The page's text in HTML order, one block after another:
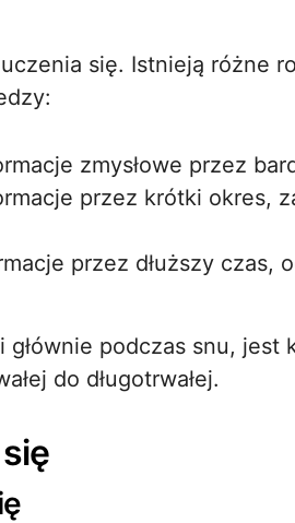
się. Istnieją różne
zmysłowe przez
przez krótki okres,
przez dłuższy czas,
podczas snu, jest
do długotrwałej.